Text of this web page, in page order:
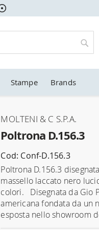
Stampe Brands
Poltrona D.156.3
MOLTENI & C S.P.A.
Cod: Conf-D.156.3
Poltrona D.156.3
massello laccato nero
colori. Disegnata da Gio
americana fondata da un
esposta nello showroom